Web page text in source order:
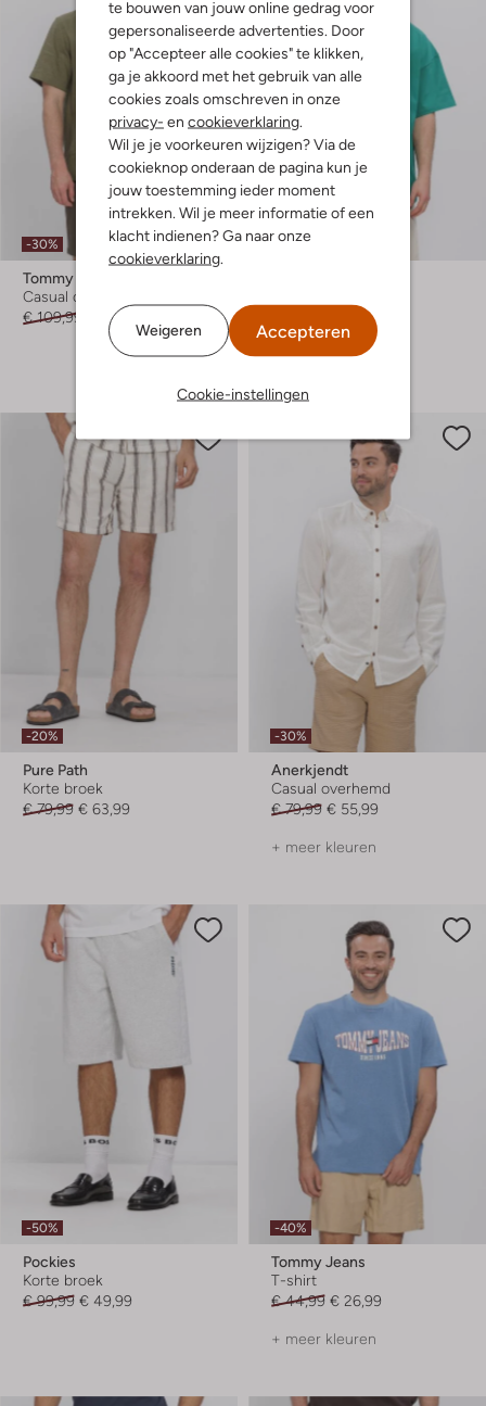
te bouwen van jouw online gedrag voor
gepersonaliseerde advertenties. Door
op "Accepteer alle cookies" te klikken,
ga je akkoord met het gebruik van alle
cookies zoals omschreven in onze
privacy- en cookieverklaring
Wil je je voorkeuren wijzigen? Via de
cookieknop onderaan de pagina kun je
jouw toestemming ieder moment
intrekken. Wil je meer informatie of een
klacht indienen? Ga naar onze
cookieverklaring
Weigeren Accepteren
Cookie-instellingen
-30%
Tommy Hilfiger
Casual overhemd
€ 109,99
€ 76,99
-50%
€ 19,99
+ meer kleuren
-20%
Pure Path
Korte broek
€ 79,99 € 63,99
-30%
Anerkjendt
Casual overhemd
€ 79,99 € 55,99
+ meer kleuren
-50%
Pockies
Korte broek
€ 99,99 € 49,99
-40%
Tommy Jeans
T-shirt
€ 44,99 € 26,99
+ meer kleuren